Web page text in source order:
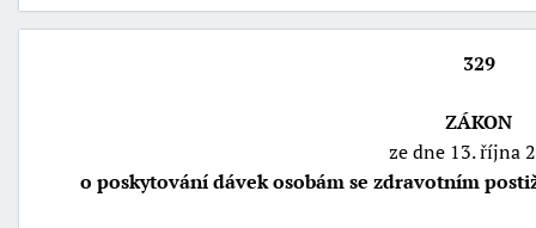
329
ZÁKON
ze dne 13. října
o poskytování dávek osobám se zdravotním